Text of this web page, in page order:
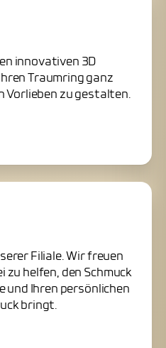
innovativen 3D
Traumring ganz
Vorlieben zu gestalten.
Filiale. Wir freuen
zu helfen, den Schmuck
und Ihren persönlichen
bringt.